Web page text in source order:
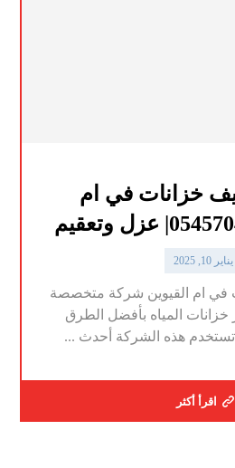
خزانات في ام
يناير 10, 2025
في ام القيوين شركة متخصصة
المياه بأفضل الطرق
تستخدم هذه الشركة أحدث ...
اقرأ أكثر